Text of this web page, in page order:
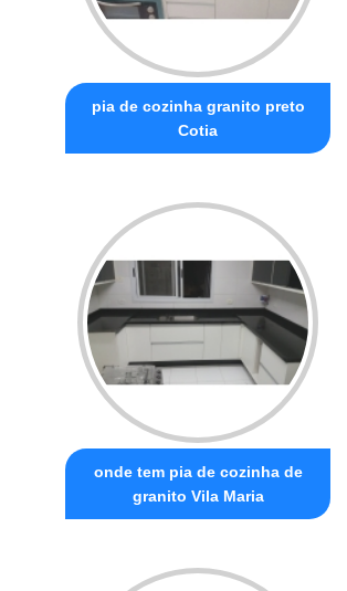
pia de cozinha granito preto
Cotia
onde tem pia de cozinha de
granito Vila Maria